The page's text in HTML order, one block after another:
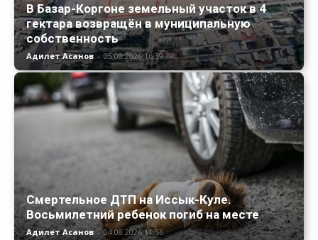
В Базар-Коргоне земельный участок в 4
гектара возвращён в муниципальную
собственность
Адилет Асанов - 05.08.2026 16:39
Смертельное ДТП на Иссык-Куле.
Восьмилетний ребенок погиб на месте
Адилет Асанов - 04.08.2026 11:56